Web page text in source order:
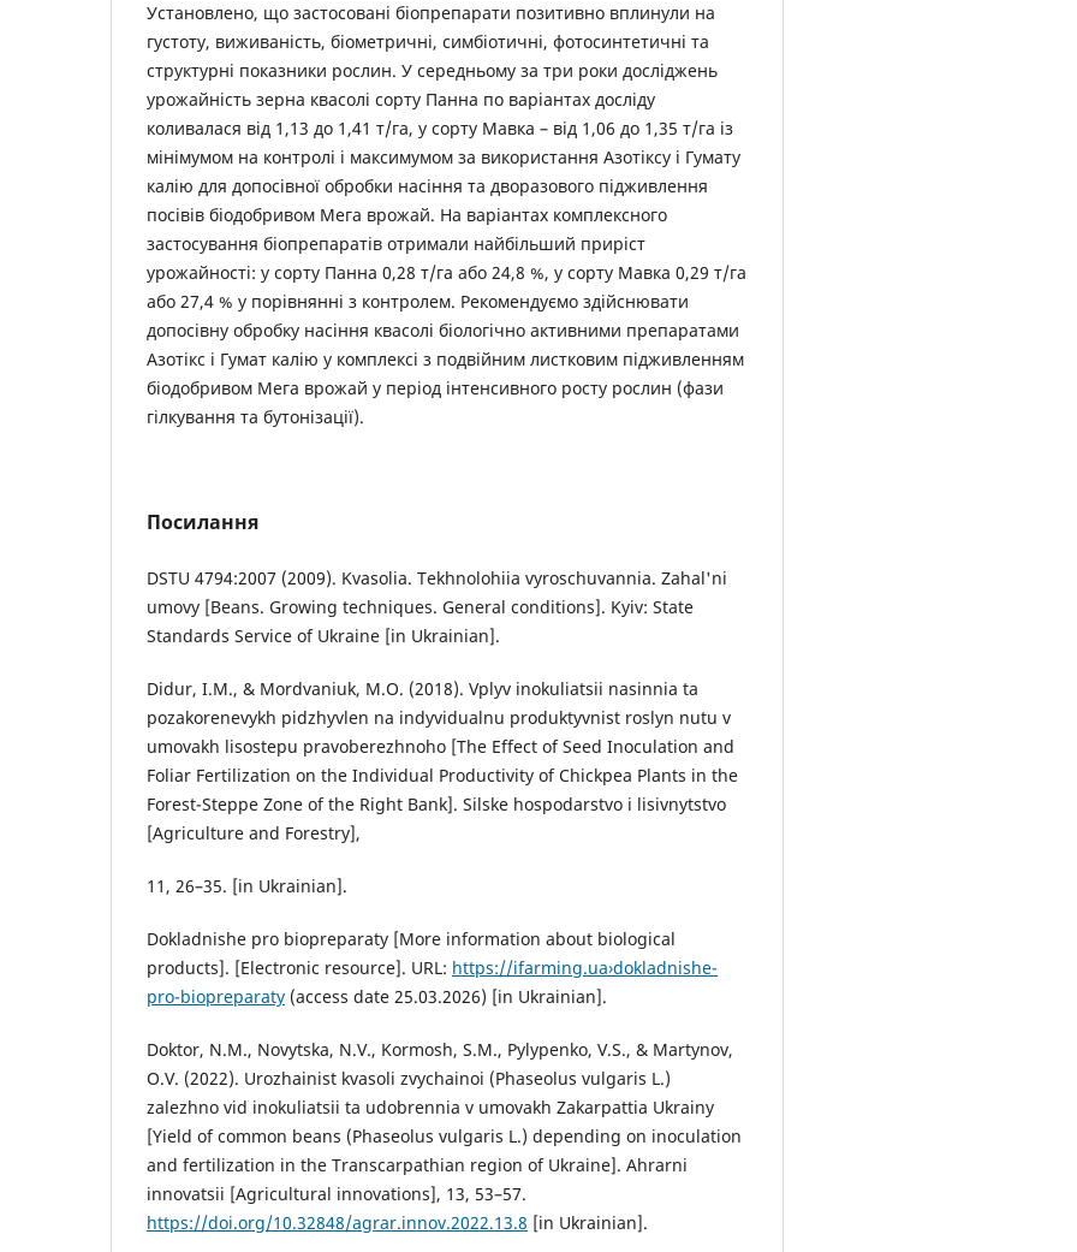
Установлено, що застосовані біопрепарати позитивно вплинули на
густоту, виживаність, біометричні, симбіотичні, фотосинтетичні та
структурні показники рослин. У середньому за три роки досліджень
урожайність зерна квасолі сорту Панна по варіантах досліду
коливалася від 1,13 до 1,41 т/га, у сорту Мавка – від 1,06 до 1,35 т/га із
мінімумом на контролі і максимумом за використання Азотіксу і Гумату
калію для допосівної обробки насіння та дворазового підживлення
посівів біодобривом Мега врожай. На варіантах комплексного
застосування біопрепаратів отримали найбільший приріст
урожайності: у сорту Панна 0,28 т/га або 24,8 %, у сорту Мавка 0,29 т/га
або 27,4 % у порівнянні з контролем. Рекомендуємо здійснювати
допосівну обробку насіння квасолі біологічно активними препаратами
Азотікс і Гумат калію у комплексі з подвійним листковим підживленням
біодобривом Мега врожай у період інтенсивного росту рослин (фази
гілкування та бутонізації).
Посилання
DSTU 4794:2007 (2009). Kvasolia. Tekhnolohiia vyroschuvannia. Zahal'ni
umovy [Beans. Growing techniques. General conditions]. Kyiv: State
Standards Service of Ukraine [in Ukrainian].
Didur, I.M., & Mordvaniuk, M.O. (2018). Vplyv inokuliatsii nasinnia ta
pozakorenevykh pidzhyvlen na indyvidualnu produktyvnist roslyn nutu v
umovakh lisostepu pravoberezhnoho [The Effect of Seed Inoculation and
Foliar Fertilization on the Individual Productivity of Chickpea Plants in the
Forest-Steppe Zone of the Right Bank]. Silske hospodarstvo i lisivnytstvo
[Agriculture and Forestry],
11, 26–35. [in Ukrainian].
Dokladnishe pro biopreparaty [More information about biological
products]. [Electronic resource]. URL: https://ifarming.ua›dokladnishe-
pro-biopreparaty (access date 25.03.2026) [in Ukrainian].
Doktor, N.M., Novytska, N.V., Kormosh, S.M., Pylypenko, V.S., & Martynov,
O.V. (2022). Urozhainist kvasoli zvychainoi (Phaseolus vulgaris L.)
zalezhno vid inokuliatsii ta udobrennia v umovakh Zakarpattia Ukrainy
[Yield of common beans (Phaseolus vulgaris L.) depending on inoculation
and fertilization in the Transcarpathian region of Ukraine]. Ahrarni
innovatsii [Agricultural innovations], 13, 53–57.
https://doi.org/10.32848/agrar.innov.2022.13.8 [in Ukrainian].